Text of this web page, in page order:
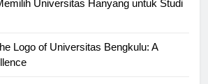
Universitas Hanyang untuk Studi
Logo of Universitas Bengkulu: A